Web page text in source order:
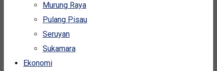
Murung Raya
Pulang Pisau
Seruyan
Sukamara
Ekonomi